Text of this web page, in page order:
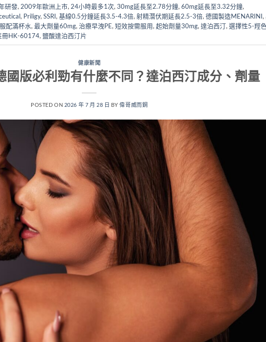
研發,2009年歐洲上市,24小時最多1次,30mg延長至2.78分鐘,60mg延長至3.32分鐘,
, Priligy,SSRI,基線0.5分鐘延長3.5-4.3倍,射精潛伏期延長2.5-3倍,德國製造MENARINI,
配滿杯水,最大劑量60mg,治療早洩PE,短效按需服用,起始劑量30mg,達泊西汀,選擇性5-羥
冊HK-60174, 鹽酸達泊西汀片
健康新聞
國版必利勁有什麼不同？達泊西汀成分、劑量
POSTED ON 2026 年 7 月 28 日 BY偉哥威而鋼